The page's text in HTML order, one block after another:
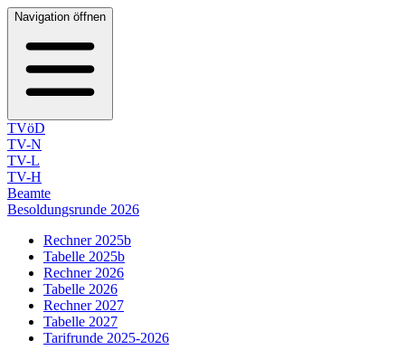
Navigation öffnen
TVöD
TV-N
TV-L
TV-H
Beamte
Besoldungsrunde 2026
Rechner 2025b
Tabelle 2025b
Rechner 2026
Tabelle 2026
Rechner 2027
Tabelle 2027
Tarifrunde 2025-2026